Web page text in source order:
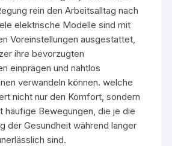
rein den Arbeitsalltag nach
elektrische Modelle sind mit
Voreinstellungen ausgestattet,
ihre bevorzugten
einprägen und nahtlos
verwandeln können. welche
nicht nur den Komfort, sondern
häufige Bewegungen, die je die
der Gesundheit während langer
sind.